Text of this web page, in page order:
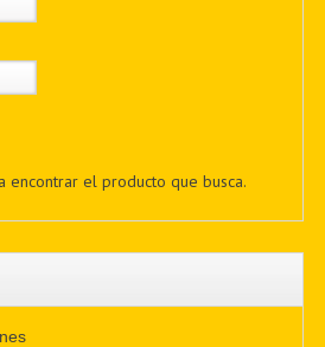
encontrar el producto que busca.